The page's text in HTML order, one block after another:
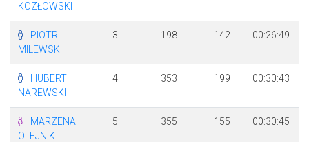
KOZŁOWSKI
PIOTR
MILEWSKI
3 198 142 00:26:49
HUBERT
NAREWSKI
4 353 199 00:30:43
MARZENA
OLEJNIK
5 355 155 00:30:45